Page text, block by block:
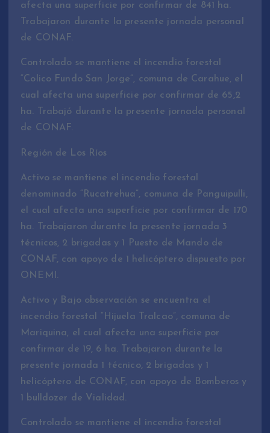
afecta una superficie por confirmar de 841 ha.
Trabajaron durante la presente jornada personal
de CONAF.
Controlado se mantiene el incendio forestal
“Colico Fundo San Jorge”, comuna de Carahue, el
cual afecta una superficie por confirmar de 65,2
ha. Trabajó durante la presente jornada personal
de CONAF.
Región de Los Ríos
Activo se mantiene el incendio forestal
denominado “Rucatrehua”, comuna de Panguipulli,
el cual afecta una superficie por confirmar de 170
ha. Trabajaron durante la presente jornada 3
técnicos, 2 brigadas y 1 Puesto de Mando de
CONAF, con apoyo de 1 helicóptero dispuesto por
ONEMI.
Activo y Bajo observación se encuentra el
incendio forestal “Hijuela Tralcao”, comuna de
Mariquina, el cual afecta una superficie por
confirmar de 19, 6 ha. Trabajaron durante la
presente jornada 1 técnico, 2 brigadas y 1
helicóptero de CONAF, con apoyo de Bomberos y
1 bulldozer de Vialidad.
Controlado se mantiene el incendio forestal